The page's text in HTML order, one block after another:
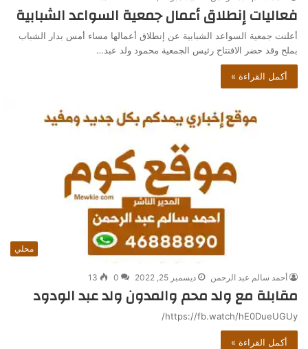
فعاليات إنطلاق أعمال جمعية السواعد الشبابية
أعلنت جمعية السواعد الشبابية عن إنطلاق أعمالها مساء أمس بدار الشباب
بملح وقد حضر الافتتاح رئيس الجمعية محمود ولد عبد…
أكمل القراءة »
محلي
أحمد سالم عبد الرحمن ديسمبر 25, 2022 0
13
مقابلة مع ولد محم والمدون ولد عبد الودود
https://fb.watch/hE0DueUGUy/
أكمل القراءة »